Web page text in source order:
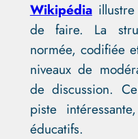
Wikipédiaillustre
de faire. La
normée, codifiée
niveaux de
de discussion.
piste
éducatifs.